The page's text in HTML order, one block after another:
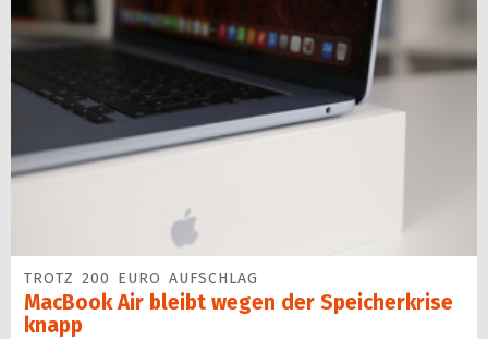
TROTZ 200 EURO AUFSCHLAG
MacBook Air bleibt wegen der Speicherkrise
knapp